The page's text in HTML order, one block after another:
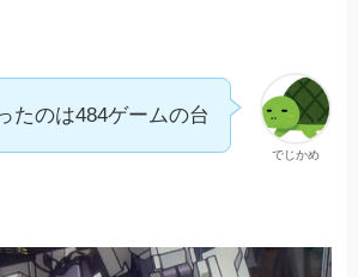
でじかめ
たのは484ゲームの台